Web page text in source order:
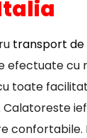
transport de
efectuate cu
toate
confortabile.